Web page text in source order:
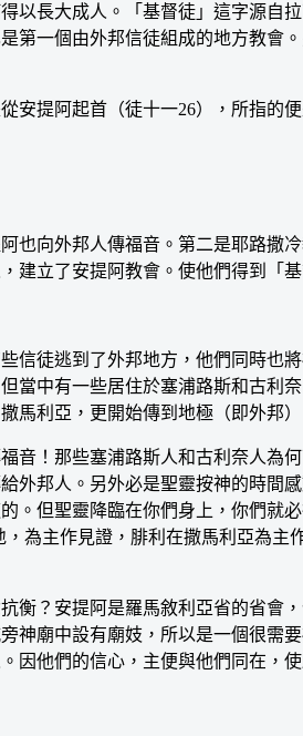
長大成人。「基督徒」這字源自
一個由外邦信徒組成的地方教會
提阿起首（徒十一26），所指的
向外邦人傳福音。第二是耶路撒
建立了安提阿教會。使他們得到「
徒逃到了外邦地方，他們同時也
中有一些居住於塞浦路斯和古利
馬利亞，更開始傳到地極（即外邦）
！那些塞浦路斯人和古利奈人為
邦人。另外必是聖靈按神的時間
但聖靈降臨在你們身上，你們就
為主作見證，腓利在撒馬利亞為
？安提阿是羅馬敘利亞省的省會
廟中設有廟妓，所以是一個很需
因他們的信心，主便與他們同在，